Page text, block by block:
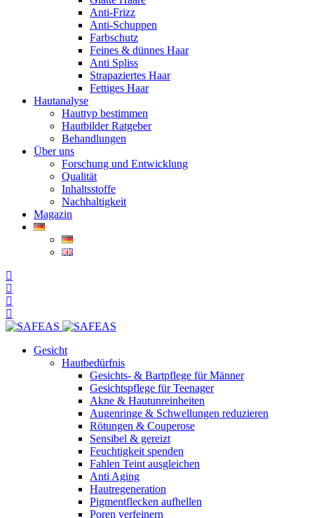
Anti-Frizz
Anti-Schuppen
Farbschutz
Feines & dünnes Haar
Anti Spliss
Strapaziertes Haar
Fettiges Haar
Hautanalyse
Hauttyp bestimmen
Hautbilder Ratgeber
Behandlungen
Über uns
Forschung und Entwicklung
Qualität
Inhaltsstoffe
Nachhaltigkeit
Magazin
Gesicht
Hautbedürfnis
Gesichts- & Bartpflege für Männer
Gesichtspflege für Teenager
Akne & Hautunreinheiten
Augenringe & Schwellungen reduzieren
Rötungen & Couperose
Sensibel & gereizt
Feuchtigkeit spenden
Fahlen Teint ausgleichen
Anti Aging
Hautregeneration
Pigmentflecken aufhellen
Poren verfeinern